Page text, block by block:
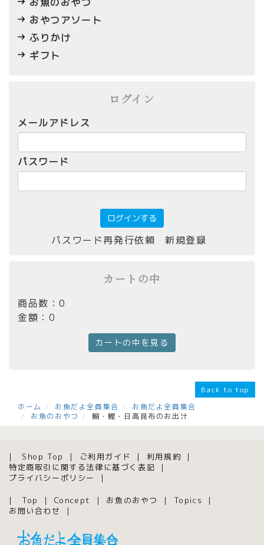
おやつアソート
ふりかけ
ギフト
ログイン
メールアドレス
パスワード
パスワード再発行依頼 新規登録
カートの中
商品数：0
金額：0
カートの中を見る
Back to top
ホーム
お魚だよ全員集合
お魚だよ全員集合
お魚のおやつ
鰯・鰹・日高昆布のお出汁
Shop Top ご利用ガイド
利用規約
特定商取引に関する法律に基づく表記
プライバシーポリシー
Top Concept お魚のおやつ
Topics
お問い合わせ